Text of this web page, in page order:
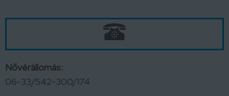
Nővérállomás:
06-33/542-300/174